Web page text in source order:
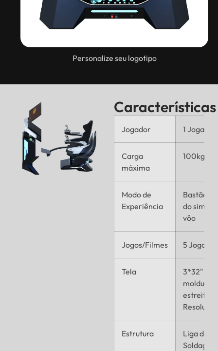
Personalize seu logotipo
Características
Jogador 1 Jogador
Carga
máxima
100kg
Modo de
Experiência
Bastão
do
vôo
Jogos/Filmes 5 Jogos
Tela
3*32"
moldura
Resolução
Estrutura
Liga de